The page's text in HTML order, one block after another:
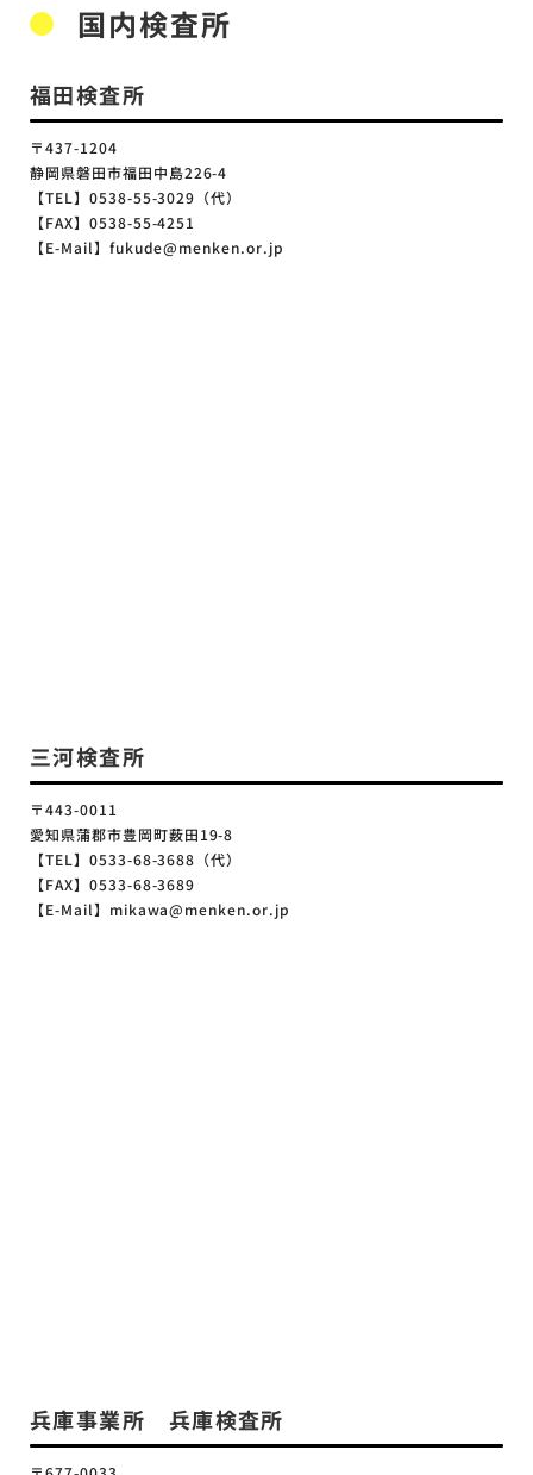
国内検査所
福田検査所
〒437-1204
静岡県磐田市福田中島226-4
【TEL】0538-55-3029（代）
【FAX】0538-55-4251
【E-Mail】fukude@menken.or.jp
三河検査所
〒443-0011
愛知県蒲郡市豊岡町薮田19-8
【TEL】0533-68-3688（代）
【FAX】0533-68-3689
【E-Mail】mikawa@menken.or.jp
兵庫事業所 兵庫検査所